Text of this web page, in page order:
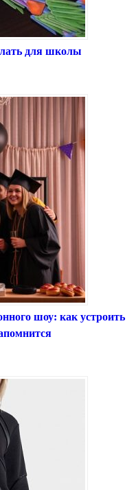
для школы
шоу: как устроить